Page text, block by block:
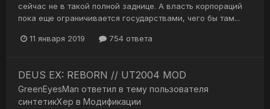
сейчас не в такой полной заднице. А власть корпораций
пока еще ограничивается государствами, чего бы там...
11 января 2019 754 ответа
DEUS EX: REBORN // UT2004 MOD
GreenEyesMan ответил в тему пользователя
синтетикХер в Модификации